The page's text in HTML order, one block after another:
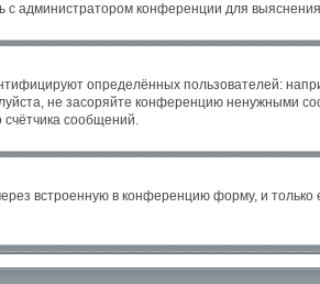
с администратором конференции для
определённых пользователей:
не засоряйте конференцию ненужными
сообщений.
встроенную в конференцию форму, и